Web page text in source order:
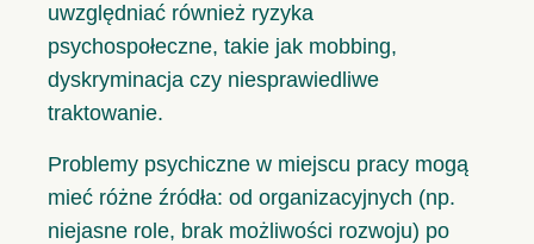
uwzględniać również ryzyka
psychospołeczne, takie jak mobbing,
dyskryminacja czy niesprawiedliwe
traktowanie.
Problemy psychiczne w miejscu pracy mogą
mieć różne źródła: od organizacyjnych (np.
niejasne role, brak możliwości rozwoju) po